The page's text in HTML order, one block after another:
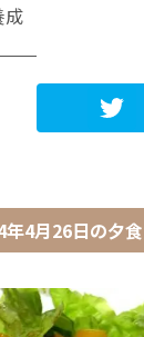
成
年4月26日の夕食